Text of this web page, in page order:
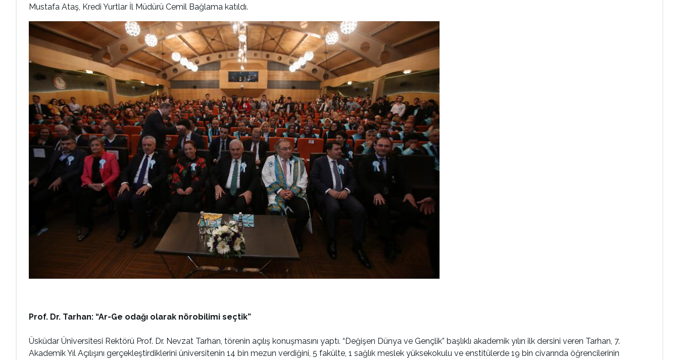
Mustafa Ataş, Kredi Yurtlar İl Müdürü Cemil Bağlama katıldı.
Prof. Dr. Tarhan: “Ar-Ge odağı olarak nörobilimi seçtik”
Üsküdar Üniversitesi Rektörü Prof. Dr. Nevzat Tarhan, törenin açılış konuşmasını yaptı. “Değişen Dünya ve Gençlik” başlıklı akademik yılın ilk dersini veren Tarhan, 7.
Akademik Yıl Açılışını gerçekleştirdiklerini üniversitenin 14 bin mezun verdiğini, 5 fakülte, 1 sağlık meslek yüksekokulu ve enstitülerde 19 bin civarında öğrencilerinin